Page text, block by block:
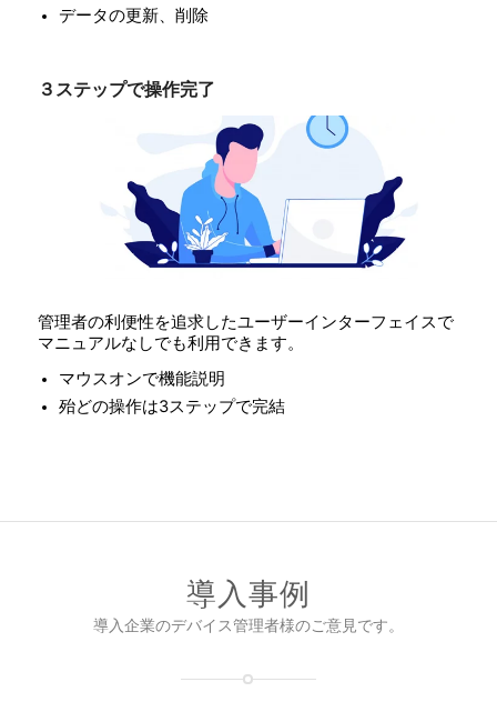
データの更新、削除
３ステップで操作完了
管理者の利便性を追求したユーザーインターフェイスで
マニュアルなしでも利用できます。
マウスオンで機能説明
殆どの操作は3ステップで完結
導入事例
導入企業のデバイス管理者様のご意見です。